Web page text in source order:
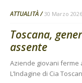
ATTUALITÀ 30 Marzo 2026
Toscana,
assente
Aziende giovani ferme
L’Indagine di Cia